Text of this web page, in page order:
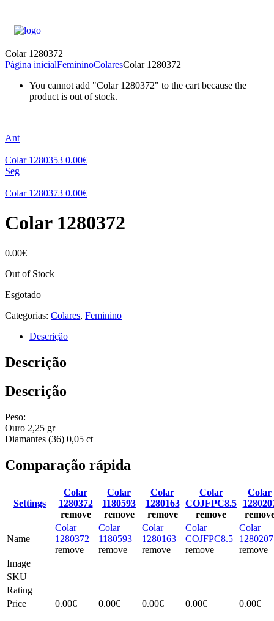
Colar 1280372
Página inicialFemininoColaresColar 1280372
You cannot add "Colar 1280372" to the cart because the
product is out of stock.
Ant
Colar 1280353 0.00€
Seg
Colar 1280373 0.00€
Colar 1280372
0.00€
Out of Stock
Esgotado
Categorias: Colares, Feminino
Descrição
Descrição
Descrição
Peso:
Ouro 2,25 gr
Diamantes (36) 0,05 ct
Comparação rápida
Settings
Colar
1280372
remove
Colar
1180593
remove
Colar
1280163
remove
Colar
COJFPC8.5
remove
Colar
Name
Colar
1280372
remove
Colar
1180593
remove
Colar
1280163
remove
Colar
COJFPC8.5
remove
Colar
1280207
remove
Image
SKU
Rating
Price
0.00€ 0.00€ 0.00€ 0.00€ 0.00€